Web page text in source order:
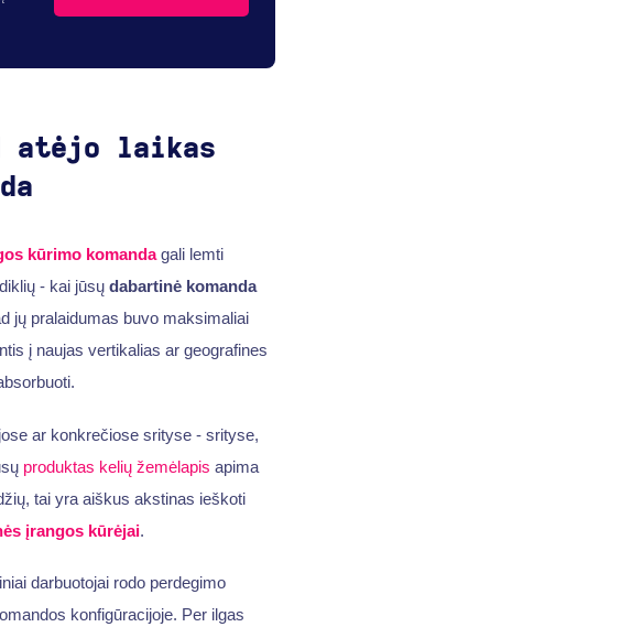
atėjo laikas
kūrimo komandagali lemti
- kai jūsų dabartinė komanda
jų pralaidumas buvo maksimaliai
į naujas vertikalias ar geografines
ar konkrečiose srityse - srityse,
produktas kelių žemėlapis apima
tai yra aiškus akstinas ieškoti
įrangos kūrėjai.
darbuotojai rodo perdegimo
konfigūracijoje. Per ilgas